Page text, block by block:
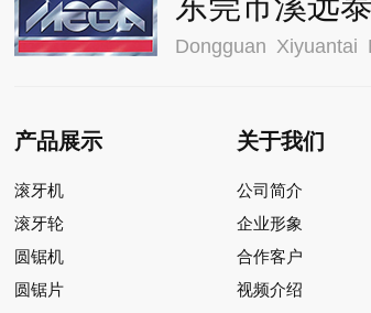
Dongguan Xiyuantai
产品展示
滚牙机
滚牙轮
圆锯机
圆锯片
关于我们
公司简介
企业形象
合作客户
视频介绍